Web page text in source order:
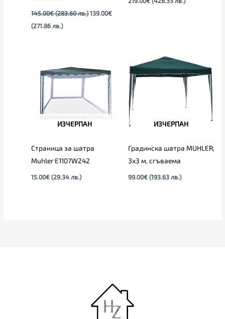
145.00€ (283.60 лв.) 139.00€
(271.86 лв.)
ИЗЧЕРПАН
Страница за шатра
Muhler E1107W242
15.00€ (29.34 лв.)
ИЗЧЕРПАН
Градинска шатра MUHLER,
3х3 м, сгъваема
99.00€ (193.63 лв.)